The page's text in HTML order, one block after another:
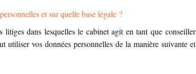
et sur quelle base légale ?
litiges dans lesquelles le cabinet agit en tant que conseiller
utiliser vos données personnelles de la manière suivante et